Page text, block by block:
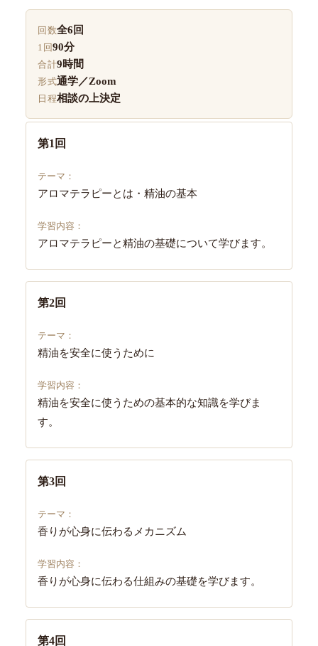
回数全6回
1回90分
合計9時間
形式通学／Zoom
日程相談の上決定
第1回
アロマテラピーとは・精油の基本
アロマテラピーと精油の基礎について学びます。
第2回
精油を安全に使うために
精油を安全に使うための基本的な知識を学びま
す。
第3回
香りが心身に伝わるメカニズム
香りが心身に伝わる仕組みの基礎を学びます。
第4回